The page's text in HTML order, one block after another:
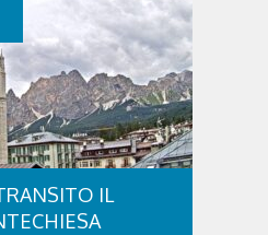
Ferrata truppe alpine e le
IL